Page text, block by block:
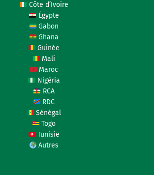
Côte d’Ivoire
Égypte
Gabon
Ghana
Guinée
Mali
Maroc
Nigéria
RCA
RDC
Sénégal
Togo
Tunisie
Autres